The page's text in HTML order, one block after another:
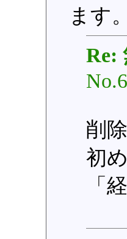
ます。
Re:
削
初
「